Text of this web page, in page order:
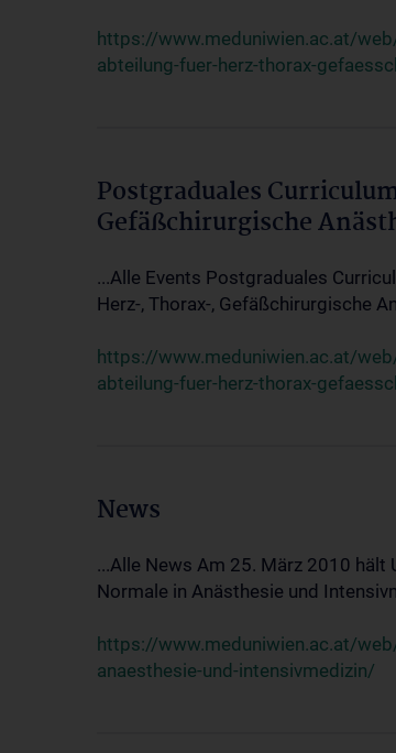
https://www.meduniwien.ac.at/
abteilung-fuer-herz-thorax-
Postgraduales
Gefäßchirurgische
...Alle Events Postgraduales
Herz-, Thorax-, Gefäßchirurgische
https://www.meduniwien.ac.at/
abteilung-fuer-herz-thorax-
News
...Alle News Am 25. März 2010 hält
Normale in Anästhesie und
https://www.meduniwien.ac.at/
anaesthesie-und-intensivmedizin/